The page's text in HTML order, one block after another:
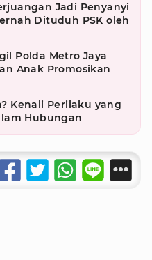
Jadi Penyanyi
Dituduh PSK oleh
Polda Metro Jaya
Anak Promosikan
Kenali Perilaku yang
Hubungan